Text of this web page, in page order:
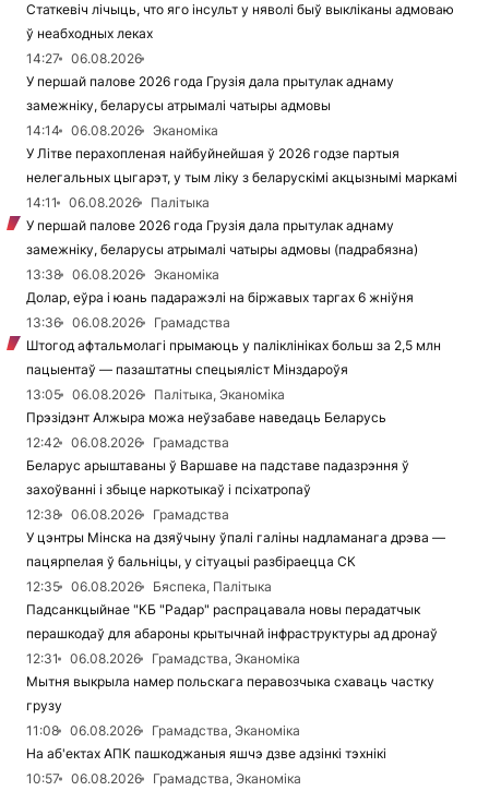
Статкевіч лічыць, что яго інсульт у няволі быў выкліканы адмоваю
ў неабходных леках
14:27
06.08.2026
У першай палове 2026 года Грузія дала прытулак аднаму
замежніку, беларусы атрымалі чатыры адмовы
14:14
06.08.2026
Эканоміка
У Літве перахопленая найбуйнейшая ў 2026 годзе партыя
нелегальных цыгарэт, у тым ліку з беларускімі акцызнымі маркамі
14:11
06.08.2026
Палітыка
У першай палове 2026 года Грузія дала прытулак аднаму
замежніку, беларусы атрымалі чатыры адмовы (падрабязна)
13:38
06.08.2026
Эканоміка
Долар, еўра і юань падаражэлі на біржавых таргах 6 жніўня
13:36
06.08.2026
Грамадства
Штогод афтальмолагі прымаюць у паліклініках больш за 2,5 млн
пацыентаў — пазаштатны спецыяліст Мінздароўя
13:05
06.08.2026
Палітыка, Эканоміка
Прэзідэнт Алжыра можа неўзабаве наведаць Беларусь
12:42
06.08.2026
Грамадства
Беларус арыштаваны ў Варшаве на падставе падазрэння ў
захоўванні і збыце наркотыкаў і псіхатропаў
12:38
06.08.2026
Грамадства
У цэнтры Мінска на дзяўчыну ўпалі галіны надламанага дрэва —
пацярпелая ў бальніцы, у сітуацыі разбіраецца СК
12:35
06.08.2026
Бяспека, Палітыка
Падсанкцыйнае "КБ "Радар" распрацавала новы перадатчык
перашкодаў для абароны крытычнай інфраструктуры ад дронаў
12:31
06.08.2026
Грамадства, Эканоміка
Мытня выкрыла намер польскага перавозчыка схаваць частку
грузу
11:08
06.08.2026
Грамадства, Эканоміка
На аб'ектах АПК пашкоджаныя яшчэ дзве адзінкі тэхнікі
10:57
06.08.2026
Грамадства, Эканоміка